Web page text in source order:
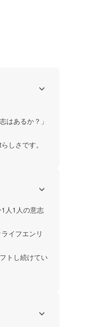
はあるか？」
しさです。
人1人の意志
イフエンリ
トし続けてい